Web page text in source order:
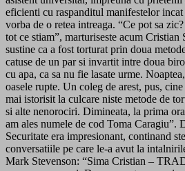
eficienti cu raspanditul manifestelor incat
vorba de o retea intreaga. “Ce pot sa
tot ce stiam”, marturiseste acum Cristian
sustine ca a fost torturat prin doua
catuse de un par si invartit intre doua
cu apa, ca sa nu fie lasate urme.
oasele rupte. Un coleg de arest, pus,
mai istorisit la culcare niste metode de
si alte nenorociri. Dimineata, la prima
am ales numele de cod Toma Caragiu”.
Securitate era impresionant, continand
conversatiile pe care le-a avut la
Mark Stevenson: “Sima Cristian –